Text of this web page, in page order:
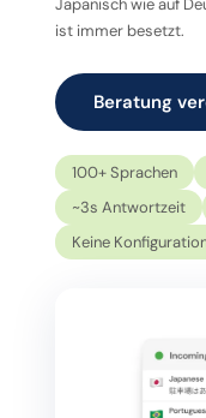
Japanisch wie auf
ist immer besetzt.
Beratung
100+ Sprachen
~3s Antwortzeit
Keine